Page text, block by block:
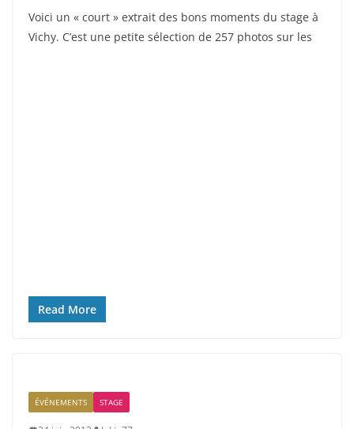
Voici un « court » extrait des bons moments du stage à
Vichy. C’est une petite sélection de 257 photos sur les
Read More
ÉVÉNEMENTS STAGE